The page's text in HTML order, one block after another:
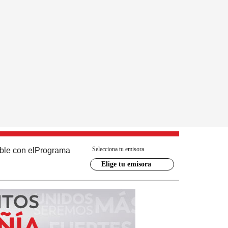
con el Programa Selecciona tu emisora
Elige tu emisora